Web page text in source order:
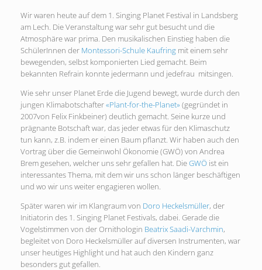
Wir waren heute auf dem 1. Singing Planet Festival in Landsberg
am Lech. Die Veranstaltung war sehr gut besucht und die
Atmosphäre war prima. Den musikalischen Einstieg haben die
SchülerInnen der Montessori-Schule Kaufring mit einem sehr
bewegenden, selbst komponierten Lied gemacht. Beim
bekannten Refrain konnte jedermann und jedefrau mitsingen.
Wie sehr unser Planet Erde die Jugend bewegt, wurde durch den
jungen Klimabotschafter«Plant-for-the-Planet» (gegründet in
2007von Felix Finkbeiner) deutlich gemacht. Seine kurze und
prägnante Botschaft war, das jeder etwas für den Klimaschutz
tun kann, z.B. indem er einen Baum pflanzt. Wir haben auch den
Vortrag über die Gemeinwohl Ökonomie (GWÖ) von Andrea
Brem gesehen, welcher uns sehr gefallen hat. DieGWÖ ist ein
interessantes Thema, mit dem wir uns schon länger beschäftigen
und wo wir uns weiter engagieren wollen.
Später waren wir im Klangraum von Doro Heckelsmüller, der
Initiatorin des 1. Singing Planet Festivals, dabei. Gerade die
Vogelstimmen von der Ornithologin Beatrix Saadi-Varchmin,
begleitet von Doro Heckelsmüller auf diversen Instrumenten, war
unser heutiges Highlight und hat auch den Kindern ganz
besonders gut gefallen.